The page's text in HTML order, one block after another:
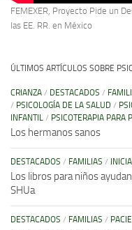
FEMEXER, Proyecto Pide un
las EE. RR. en México
ÚLTIMOS ARTÍCULOS SOBRE
CRIANZA / DESTACADOS /
/ PSICOLOGÍA DE LA SALUD /
INFANTIL / PSICOTERAPIA PARA
Los hermanos sanos
DESTACADOS / FAMILIAS /
Los libros para niños
SHUa
DESTACADOS / FAMILIAS /